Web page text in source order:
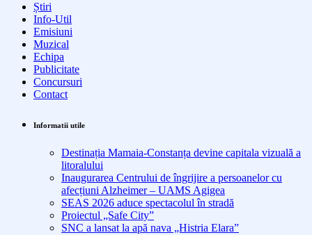
Știri
Info-Util
Emisiuni
Muzical
Echipa
Publicitate
Concursuri
Contact
Informatii utile
Destinația Mamaia-Constanța devine capitala vizuală a
litoralului
Inaugurarea Centrului de îngrijire a persoanelor cu
afecțiuni Alzheimer – UAMS Agigea
SEAS 2026 aduce spectacolul în stradă
Proiectul „Safe City”
SNC a lansat la apă nava „Histria Elara”